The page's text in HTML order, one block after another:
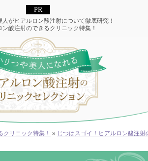
人がヒアルロン酸注射について徹底研究！
ン酸注射のできるクリニック特集！
クリニック特集！ » じつはスゴイ！ヒアルロン酸注射